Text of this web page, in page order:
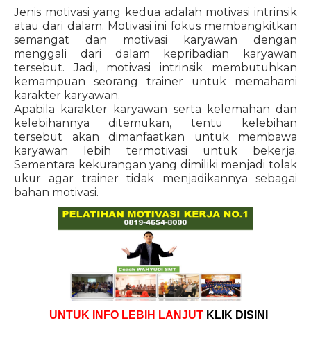
Jenis motivasi yang kedua adalah motivasi intrinsik
atau dari dalam. Motivasi ini fokus membangkitkan
semangat dan motivasi karyawan dengan
menggali dari dalam kepribadian karyawan
tersebut. Jadi, motivasi intrinsik membutuhkan
kemampuan seorang trainer untuk memahami
karakter karyawan.
Apabila karakter karyawan serta kelemahan dan
kelebihannya ditemukan, tentu kelebihan
tersebut akan dimanfaatkan untuk membawa
karyawan lebih termotivasi untuk bekerja.
Sementara kekurangan yang dimiliki menjadi tolak
ukur agar trainer tidak menjadikannya sebagai
bahan motivasi.
UNTUK INFO LEBIH LANJUT KLIK DISINI